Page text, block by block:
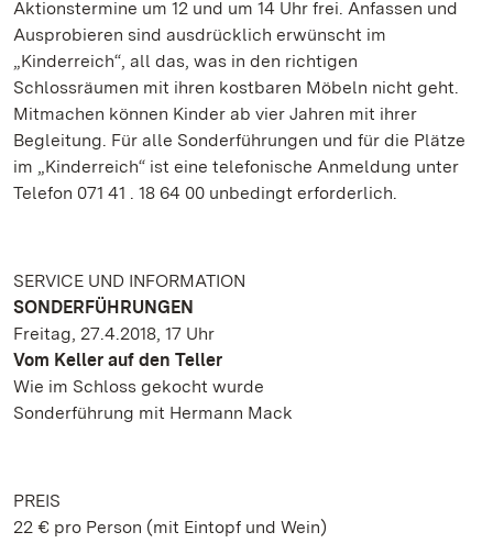
Aktionstermine um 12 und um 14 Uhr frei. Anfassen und
Ausprobieren sind ausdrücklich erwünscht im
„Kinderreich“, all das, was in den richtigen
Schlossräumen mit ihren kostbaren Möbeln nicht geht.
Mitmachen können Kinder ab vier Jahren mit ihrer
Begleitung. Für alle Sonderführungen und für die Plätze
im „Kinderreich“ ist eine telefonische Anmeldung unter
Telefon 071 41 . 18 64 00 unbedingt erforderlich.
SERVICE UND INFORMATION
SONDERFÜHRUNGEN
Freitag, 27.4.2018, 17 Uhr
Vom Keller auf den Teller
Wie im Schloss gekocht wurde
Sonderführung mit Hermann Mack
PREIS
22 € pro Person (mit Eintopf und Wein)